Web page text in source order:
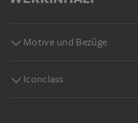
Motive und Bezüge
Iconclass